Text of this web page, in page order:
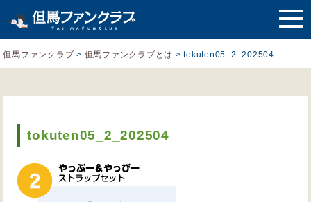
但馬ファンクラブ > 但馬ファンクラブとは >tokuten05_2_202504
tokuten05_2_202504